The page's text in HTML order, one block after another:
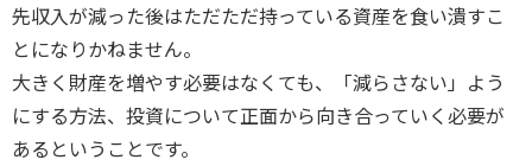
先収入が減った後はただただ持っている資産を食い潰すこ
とになりかねません。
大きく財産を増やす必要はなくても、「減らさない」よう
にする方法、投資について正面から向き合っていく必要が
あるということです。